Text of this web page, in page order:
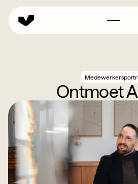
Ontmoet